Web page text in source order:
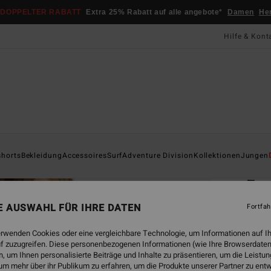
DOPPELTER RABATT Extra 25% Rabatt auf alle angebote* Damen
Hilfe &
BekleidungAccessoiresSurfAdventure DivisionKollektionenJungen
ECO-
CHF
AUSWAHL FÜR IHRE DATEN
Cookies oder eine vergleichbare Technologie, um Informationen auf
zuzugreifen. Diese personenbezogenen Informationen (wie Ihre
um Ihnen personalisierte Beiträge und Inhalte zu präsentieren, um die
mehr über ihr Publikum zu erfahren, um die Produkte unserer Partner zu